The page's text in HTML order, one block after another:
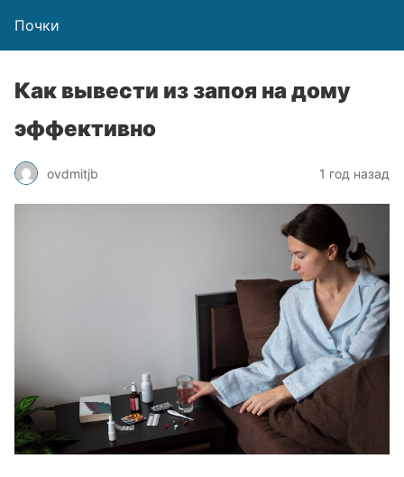
Почки
Как вывести из запоя на дому
эффективно
ovdmitjb 1 год назад